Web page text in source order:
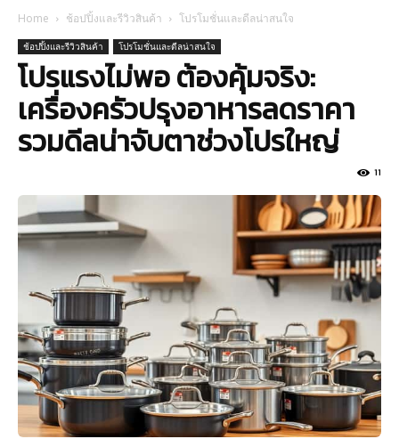
Home ช้อปปิ้งและรีวิวสินค้า โปรโมชั่นและดีลน่าสนใจ
ช้อปปิ้งและรีวิวสินค้า โปรโมชั่นและดีลน่าสนใจ
โปรแรงไม่พอ ต้องคุ้มจริง:
เครื่องครัวปรุงอาหารลดราคา
รวมดีลน่าจับตาช่วงโปรใหญ่
11